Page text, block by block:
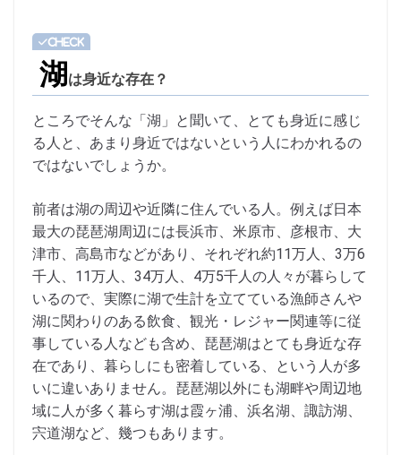
湖は身近な存在？
ところでそんな「湖」と聞いて、とても身近に感じ
る人と、あまり身近ではないという人にわかれるの
ではないでしょうか。
前者は湖の周辺や近隣に住んでいる人。例えば日本
最大の琵琶湖周辺には長浜市、米原市、彦根市、大
津市、高島市などがあり、それぞれ約11万人、3万6
千人、11万人、34万人、4万5千人の人々が暮らして
いるので、実際に湖で生計を立てている漁師さんや
湖に関わりのある飲食、観光・レジャー関連等に従
事している人なども含め、琵琶湖はとても身近な存
在であり、暮らしにも密着している、という人が多
いに違いありません。琵琶湖以外にも湖畔や周辺地
域に人が多く暮らす湖は霞ヶ浦、浜名湖、諏訪湖、
宍道湖など、幾つもあります。